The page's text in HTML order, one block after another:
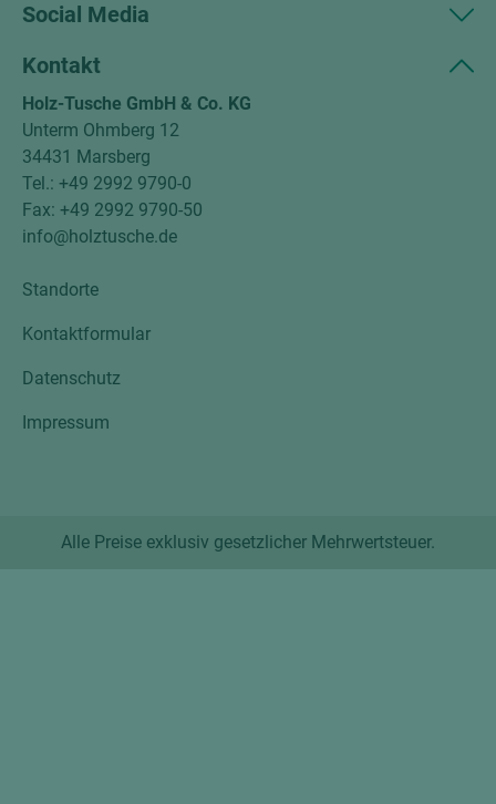
Social Media
Kontakt
Holz-Tusche GmbH & Co. KG
Unterm Ohmberg 12
34431 Marsberg
Tel.: +49 2992 9790-0
Fax: +49 2992 9790-50
info@holztusche.de
Standorte
Kontaktformular
Datenschutz
Impressum
Alle Preise exklusiv gesetzlicher Mehrwertsteuer.